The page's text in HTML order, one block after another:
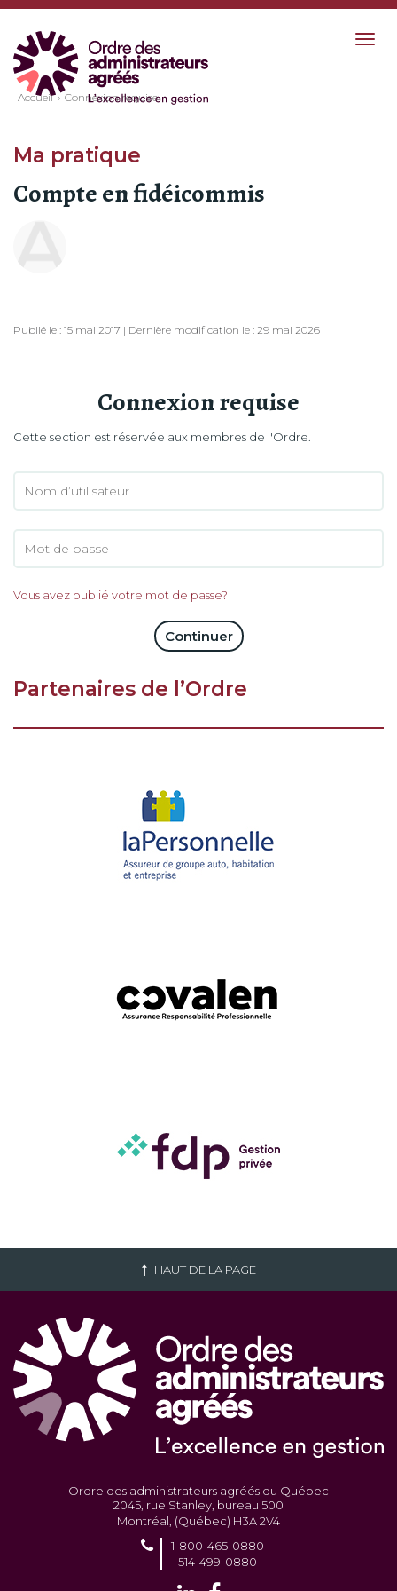
Accueil Connexion requise
Ma pratique
Compte en fidéicommis
Publié le : 15 mai 2017 | Dernière modification le : 29 mai 2026
Connexion requise
Cette section est réservée aux membres de l'Ordre.
Vous avez oublié votre mot de passe?
Continuer
Partenaires de l’Ordre
HAUT DE LA PAGE
Ordre des administrateurs agréés du Québec
2045, rue Stanley, bureau 500
Montréal, (Québec) H3A 2V4
1-800-465-0880
514-499-0880